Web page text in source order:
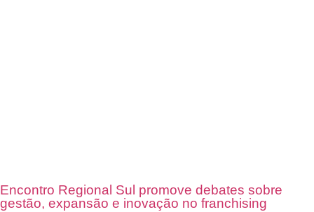
Encontro Regional Sul promove debates sobre
gestão, expansão e inovação no franchising